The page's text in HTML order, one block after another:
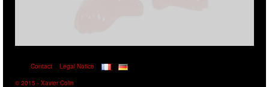
Contact
Legal Notice
© 2015 - Xavier Colin